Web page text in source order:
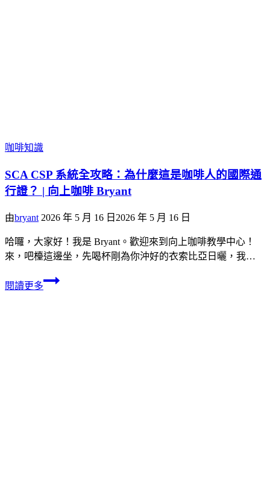
咖啡知識
SCA CSP 系統全攻略：為什麼這是咖啡人的國際通
行證？ | 向上咖啡 Bryant
由bryant 2026 年 5 月 16 日 2026 年 5 月 16 日
哈囉，大家好！我是 Bryant。歡迎來到向上咖啡教學中心！
來，吧檯這邊坐，先喝杯剛為你沖好的衣索比亞日曬，我…
閱讀更多